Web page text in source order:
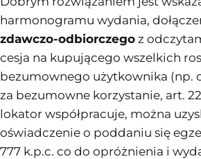
harmonogramu wydania,
zdawczo-odbiorczego z
cesja na kupującego wszelkich
bezumownego użytkownika (np.
za bezumowne korzystanie, art.
lokator współpracuje, można
oświadczenie o poddaniu się
777 k.p.c. co do opróżnienia i